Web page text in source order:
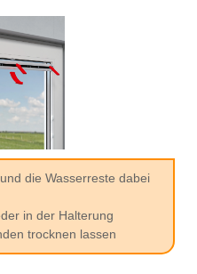
die Wasserreste dabei
in der Halterung
trocknen lassen